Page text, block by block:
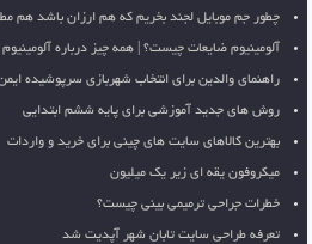
چطور جم موبایل لجند بخریم که هم ارزان باشد هم
آلومینیوم ضایعات چیست؟ | همه چیز درباره
راهنمای والدین برای انتخاب شهربازی سرپوشیده
روش های جدید آموزشی برای پایه ششم ابتدایی
بهترین کالاهای سایت های چینی برای خرید و واردات
میکروفون یقه ای زیر یک میلیون
خطرات جراحی ترمیمی بینی چیست؟
تعرفه طراحی سایت تابان شهر آپدیت شد